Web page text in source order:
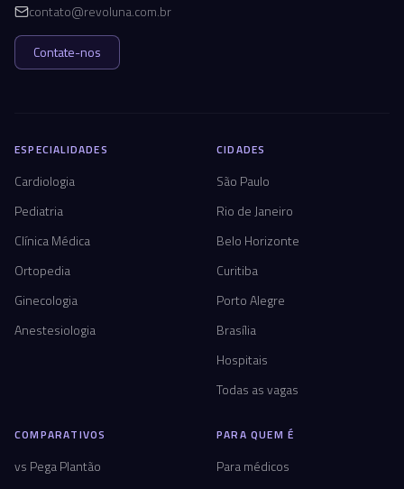
contato@revoluna.com.br
Contate-nos
ESPECIALIDADES
Cardiologia
Pediatria
Clínica Médica
Ortopedia
Ginecologia
Anestesiologia
CIDADES
São Paulo
Rio de Janeiro
Belo Horizonte
Curitiba
Porto Alegre
Brasília
Hospitais
Todas as vagas
COMPARATIVOS
vs Pega Plantão
PARA QUEM É
Para médicos